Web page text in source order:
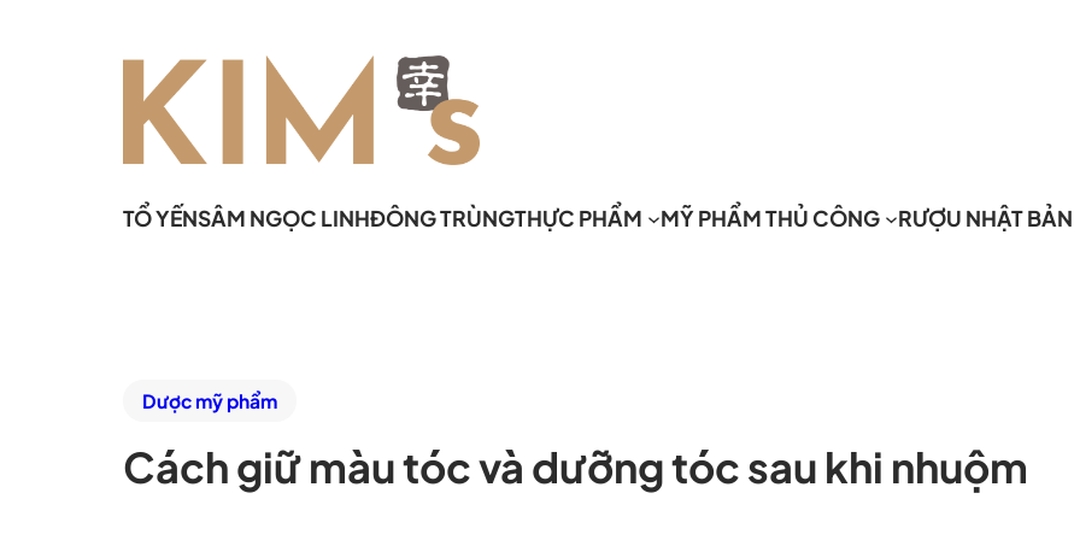
TỔ YẾNSÂM NGỌC LINHĐÔNG TRÙNGTHỰC PHẨM MỸ PHẨM THỦ CÔNG RƯỢU NHẬT BẢN
Dược mỹ phẩm
Cách giữ màu tóc và dưỡng tóc sau khi nhuộm